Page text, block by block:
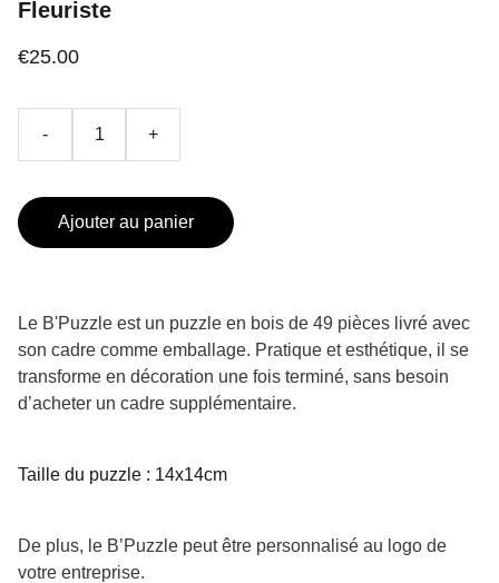
Fleuriste
€25.00
- +
Ajouter au panier
Le B'Puzzle est un puzzle en bois de 49 pièces livré avec
son cadre comme emballage. Pratique et esthétique, il se
transforme en décoration une fois terminé, sans besoin
d’acheter un cadre supplémentaire.
Taille du puzzle : 14x14cm
De plus, le B’Puzzle peut être personnalisé au logo de
votre entreprise.